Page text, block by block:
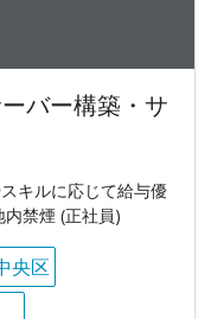
バー構築・サ
キルに応じて給与優
禁煙 (正社員)
央区